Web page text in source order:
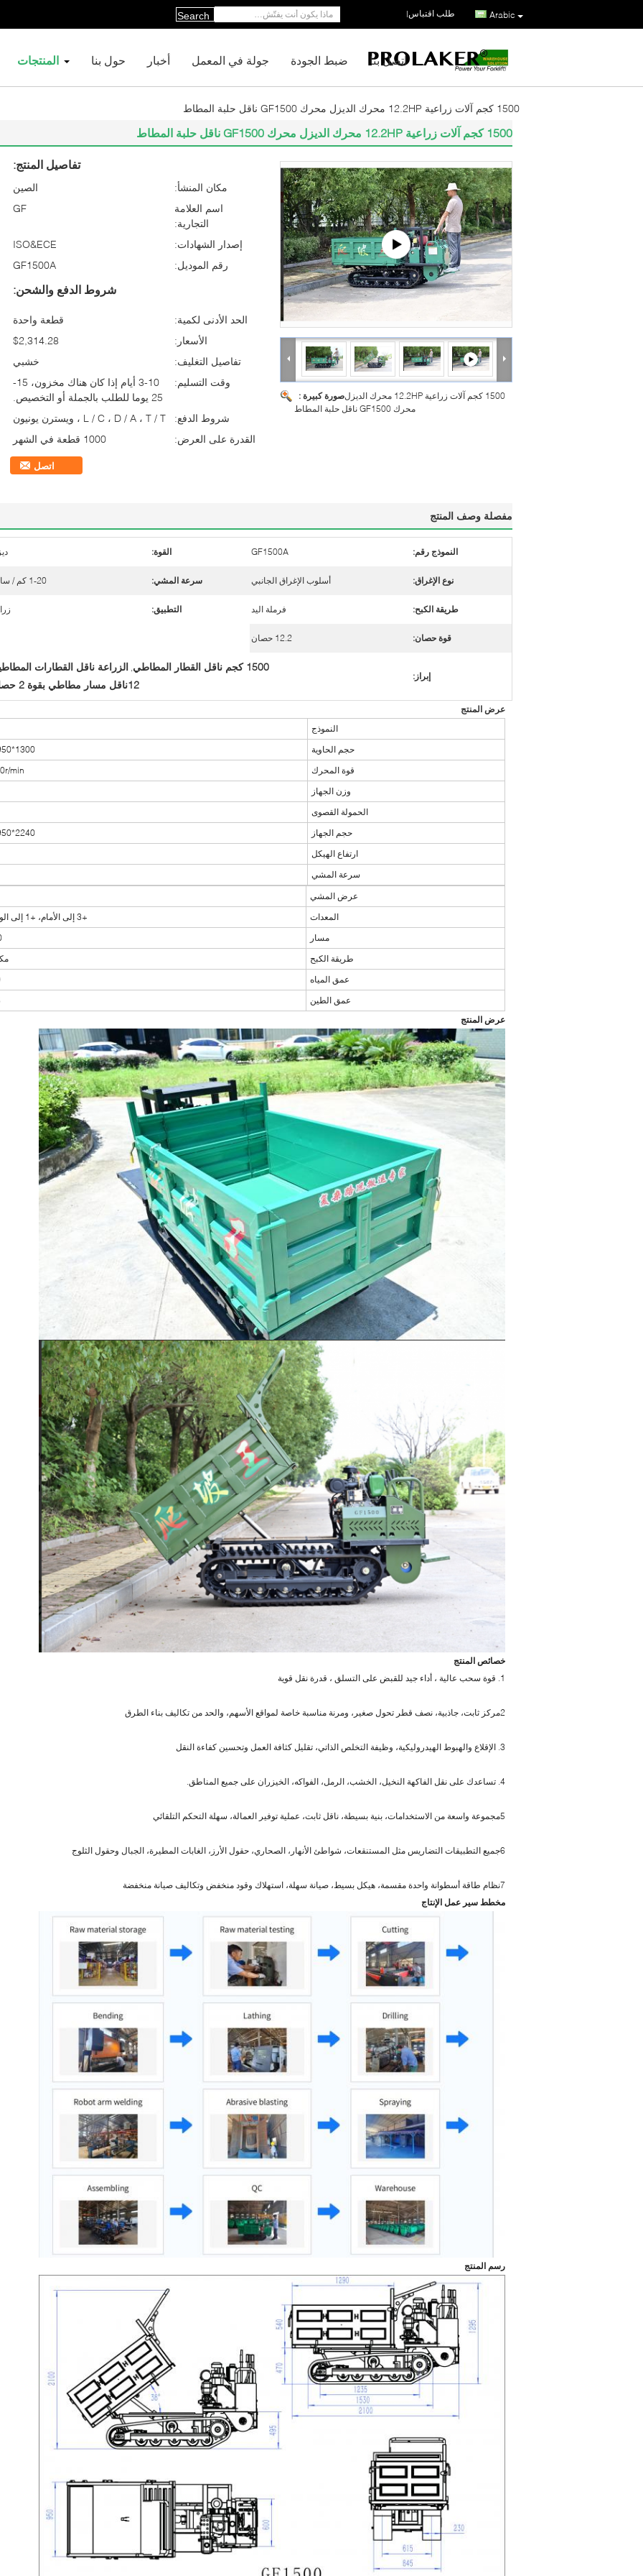
Arabic طلب اقتباس|
Search
المنتجات حول بنا أخبار جولة في المعمل ضبط الجودة اتصل بنا
1500 كجم آلات زراعية 12.2HP محرك الديزل محرك GF1500 ناقل حلبة المطاط
1500 كجم آلات زراعية 12.2HP محرك الديزل محرك GF1500 ناقل حلبة المطاط
صورة كبيرة :1500 كجم آلات زراعية 12.2HP محرك الديزل
محرك GF1500 ناقل حلبة المطاط
تفاصيل المنتج:
مكان المنشأ:
الصين
اسم العلامة
التجارية:
GF
إصدار الشهادات:
ISO&ECE
رقم الموديل:
GF1500A
شروط الدفع والشحن:
الحد الأدنى لكمية:
قطعة واحدة
الأسعار:
$2,314.28
تفاصيل التغليف:
خشبي
وقت التسليم:
3-10 أيام إذا كان هناك مخزون، 15-
25 يوما للطلب بالجملة أو التخصيص.
شروط الدفع:
L / C ، D / A ، T / T ، ويسترن يونيون
القدرة على العرض:
1000 قطعة في الشهر
اتصل
مفصلة وصف المنتج
النموذج رقم: GF1500A القوة:
نوع الإغراق: أسلوب الإغراق الجانبي سرعة المشي: 1-20 كم / ساعة
طريقة الكبح: فرملة اليد التطبيق:
قوة حصان: 12.2 حصان
إبراز:
1500 كجم ناقل القطار المطاطي , الزراعة ناقل القطارات
12ناقل مسار مطاطي بقوة 2 حصان
عرض المنتج
النموذج
حجم الحاوية
1300*950*1250ملم
قوة المحرك
min
وزن الجهاز
الحمولة القصوى
حجم الجهاز
2240*950*1250ملم
ارتفاع الهيكل
سرعة المشي
عرض المشي
المعدات
+3 إلى الأمام، +1 إلى الوراء 3F+1R
مسار
طريقة الكبح
عمق المياه
عمق الطين
عرض المنتج
خصائص المنتج
1. قوة سحب عالية ، أداء جيد للقبض على التسلق ، قدرة نقل قوية
2مركز ثابت، جاذبية، نصف قطر تحول صغير، ومرنة مناسبة خاصة لمواقع الأسهم، والحد من تكاليف بناء الطرق
3. الإقلاع والهبوط الهيدروليكية، وظيفة التخلص الذاتي، تقليل كثافة العمل وتحسين كفاءة النقل
4. تساعدك على نقل الفاكهة النخيل، الخشب، الرمل، الفواكه، الخيزران على جميع المناطق.
5مجموعة واسعة من الاستخدامات، بنية بسيطة، ناقل ثابت، عملية توفير العمالة، سهلة التحكم التلقائي
6جميع التطبيقات التضاريس مثل المستنقعات، شواطئ الأنهار، الصحاري، حقول الأرز، الغابات المطيرة، الجبال وحقول الثلوج
7نظام طاقة أسطوانة واحدة مقسمة، هيكل بسيط، صيانة سهلة، استهلاك وقود منخفض وتكاليف صيانة منخفضة
مخطط سير عمل الإنتاج
رسم المنتج